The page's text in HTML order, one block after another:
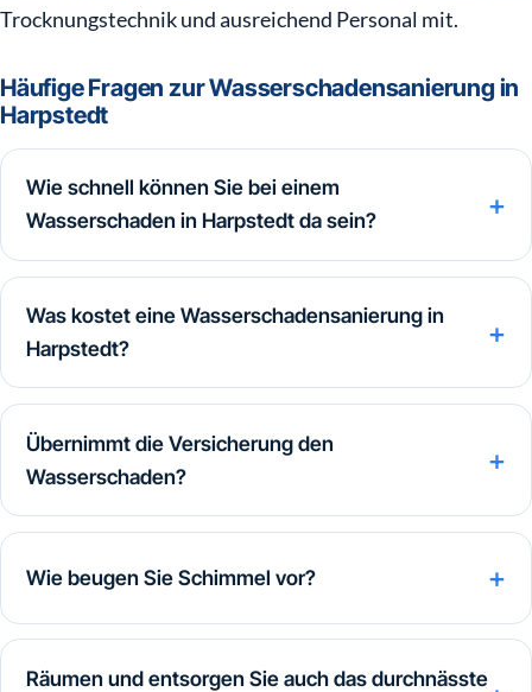
Trocknungstechnik und ausreichend Personal mit.
Häufige Fragen zur Wasserschadensanierung in
Harpstedt
Wie schnell können Sie bei einem
Wasserschaden in Harpstedt da sein?
Was kostet eine Wasserschadensanierung in
Harpstedt?
Übernimmt die Versicherung den
Wasserschaden?
Wie beugen Sie Schimmel vor?
Räumen und entsorgen Sie auch das durchnässte